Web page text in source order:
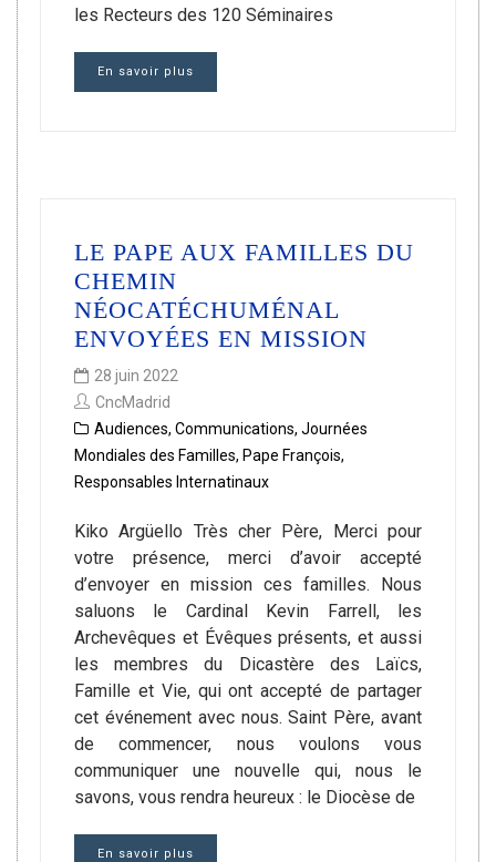
les Recteurs des 120 Séminaires
En savoir plus
LE PAPE AUX FAMILLES DU
CHEMIN
NÉOCATÉCHUMÉNAL
ENVOYÉES EN MISSION
28 juin 2022
CncMadrid
Audiences, Communications, Journées
Mondiales des Familles, Pape François,
Responsables Internatinaux
Kiko Argüello Très cher Père, Merci pour
votre présence, merci d’avoir accepté
d’envoyer en mission ces familles. Nous
saluons le Cardinal Kevin Farrell, les
Archevêques et Évêques présents, et aussi
les membres du Dicastère des Laïcs,
Famille et Vie, qui ont accepté de partager
cet événement avec nous. Saint Père, avant
de commencer, nous voulons vous
communiquer une nouvelle qui, nous le
savons, vous rendra heureux : le Diocèse de
En savoir plus